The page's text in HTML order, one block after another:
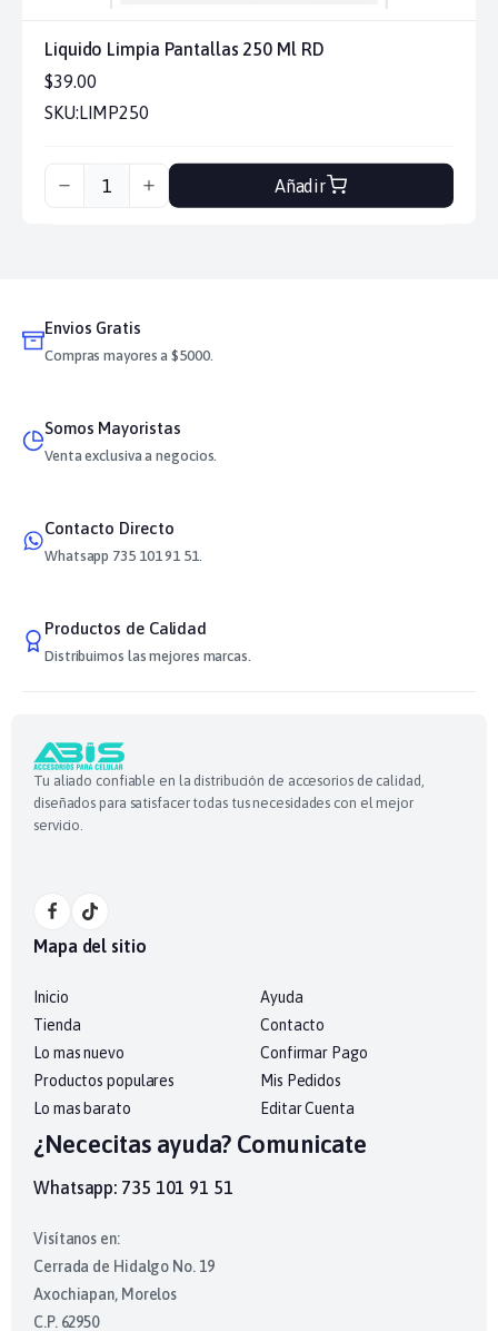
Liquido Limpia Pantallas 250 Ml RD
$39.00
SKU:LIMP250
Añadir
Envios Gratis
Compras mayores a $5000.
Somos Mayoristas
Venta exclusiva a negocios.
Contacto Directo
Whatsapp 735 101 91 51.
Productos de Calidad
Distribuimos las mejores marcas.
Tu aliado confiable en la distribución de accesorios de calidad,
diseñados para satisfacer todas tus necesidades con el mejor
servicio.
Mapa del sitio
Inicio
Tienda
Lo mas nuevo
Productos populares
Lo mas barato
Ayuda
Contacto
Confirmar Pago
Mis Pedidos
Editar Cuenta
¿Nececitas ayuda? Comunicate
Whatsapp: 735 101 91 51
Visítanos en:
Cerrada de Hidalgo No. 19
Axochiapan, Morelos
C.P. 62950